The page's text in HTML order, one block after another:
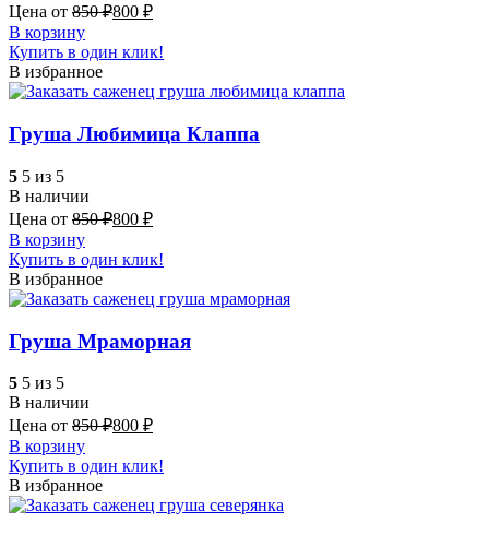
Цена от 850₽800 ₽
В корзину
Купить в один клик!
В избранное
Груша Любимица Клаппа
5 5 из 5
В наличии
Цена от 850₽800 ₽
В корзину
Купить в один клик!
В избранное
Груша Мраморная
5 5 из 5
В наличии
Цена от 850₽800 ₽
В корзину
Купить в один клик!
В избранное